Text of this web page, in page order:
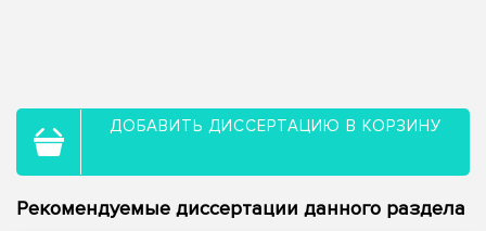
ДОБАВИТЬ ДИССЕРТАЦИЮ В КОРЗИНУ
Рекомендуемые диссертации данного раздела